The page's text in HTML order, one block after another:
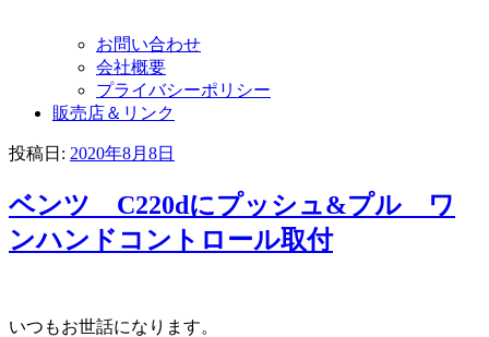
お問い合わせ
会社概要
プライバシーポリシー
販売店＆リンク
投稿日: 2020年8月8日
ベンツ C220dにプッシュ&プル ワ
ンハンドコントロール取付
いつもお世話になります。